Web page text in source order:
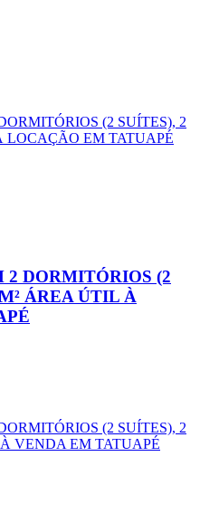
2 DORMITÓRIOS (2
ÁREA ÚTIL À